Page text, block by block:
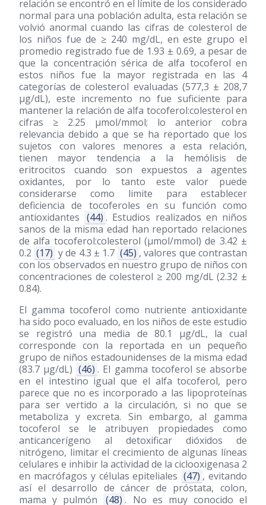
relación se encontró en el límite de los considerado
normal para una población adulta, esta relación se
volvió anormal cuando las cifras de colesterol de
los niños fue de ≥ 240 mg/dL, en este grupo el
promedio registrado fue de 1.93 ± 0.69, a pesar de
que la concentración sérica de alfa tocoferol en
estos niños fue la mayor registrada en las 4
categorías de colesterol evaluadas (577,3 ± 208,7
μg/dL), este incremento no fue suficiente para
mantener la relación de alfa tocoferol:colesterol en
cifras ≥ 2.25 μmol/mmol; lo anterior cobra
relevancia debido a que se ha reportado que los
sujetos con valores menores a esta relación,
tienen mayor tendencia a la hemólisis de
eritrocitos cuando son expuestos a agentes
oxidantes, por lo tanto este valor puede
considerarse como limite para establecer
deficiencia de tocoferoles en su función como
antioxidantes
(44) . Estudios realizados en niños
sanos de la misma edad han reportado relaciones
de alfa tocoferol:colesterol (μmol/mmol) de 3.42 ±
0.2 (17) y de 4.3 ± 1.7 (45) , valores que contrastan
con los observados en nuestro grupo de niños con
concentraciones de colesterol ≥ 200 mg/dL (2.32 ±
0.84).
El gamma tocoferol como nutriente antioxidante
ha sido poco evaluado, en los niños de este estudio
se registró una media de 80.1 μg/dL, la cual
corresponde con la reportada en un pequeño
grupo de niños estadounidenses de la misma edad
(83.7 μg/dL) (46) . El gamma tocoferol se absorbe
en el intestino igual que el alfa tocoferol, pero
parece que no es incorporado a las lipoproteínas
para ser vertido a la circulación, si no que se
metaboliza y excreta. Sin embargo, al gamma
tocoferol se le atribuyen propiedades como
anticancerígeno al detoxificar dióxidos de
nitrógeno, limitar el crecimiento de algunas líneas
celulares e inhibir la actividad de la ciclooxigenasa 2
en macrófagos y células epiteliales (47) , evitando
así el desarrollo de cáncer de próstata, colon,
mama y pulmón
(48) . No es muy conocido el